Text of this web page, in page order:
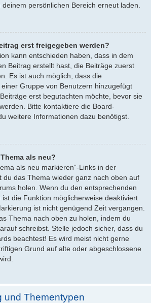
deinem persönlichen Bereich erneut laden.
erst freigegeben werden?
kann entschieden haben, dass in dem
Beitrag erstellt hast, die Beiträge zuerst
Es ist auch möglich, dass die
Gruppe von Benutzern hinzugefügt
erst begutachten möchte, bevor sie
Bitte kontaktiere die Board-
weitere Informationen dazu benötigst.
als neu?
als neu markieren“-Links in der
du das Thema wieder ganz nach oben auf
holen. Wenn du den entsprechenden
die Funktion möglicherweise deaktiviert
ist nicht genügend Zeit vergangen.
Thema nach oben zu holen, indem du
schreibst. Stelle jedoch sicher, dass du
beachtest! Es wird meist nicht gerne
Grund auf alte oder abgeschlossene
und Thementypen